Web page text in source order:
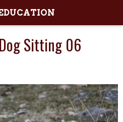
Sitting 06